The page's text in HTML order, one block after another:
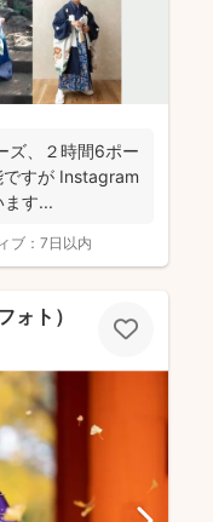
ズ、２時間6ポー
すが Instagram
ます...
ブ： 7日以内
ト）